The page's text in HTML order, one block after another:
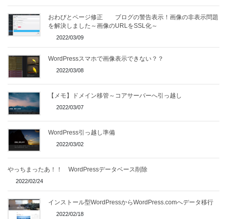
おわびとページ修正 ブログの警告表示！画像の非表示問題
を解決しました～画像のURLをSSL化～
2022/03/09
WordPressスマホで画像表示できない？？
2022/03/08
【メモ】ドメイン移管～コアサーバーへ引っ越し
2022/03/07
WordPress引っ越し準備
2022/03/02
やっちまったあ！！ WordPressデータベース削除
2022/02/24
インストール型WordPressからWordPress.comへデータ移行
2022/02/18